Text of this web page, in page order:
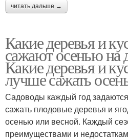
читать дальше →
Какие деревья и
сажают осенью на
Какие деревья и
лучше сажать
Садоводы каждый год
сажать плодовые деревья и
осенью или весной. Каждый
преимуществами и